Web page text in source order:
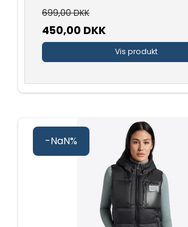
699,00 DKK
450,00 DKK
Vis produkt
-NaN%